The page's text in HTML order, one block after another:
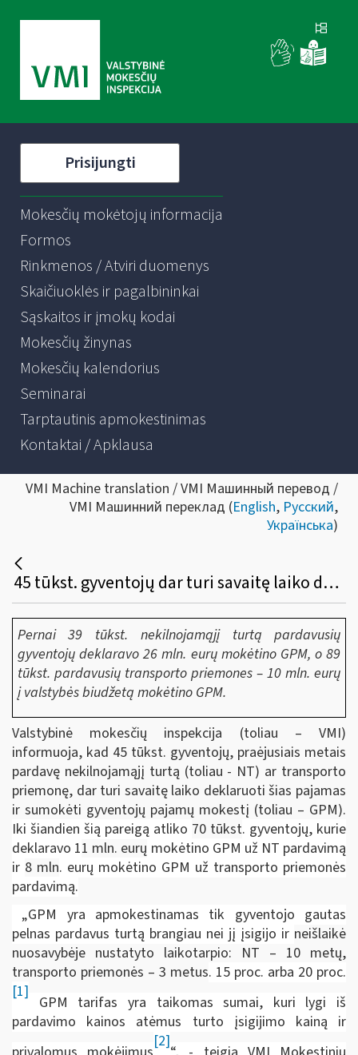
Prisijungti
Mokesčių mokėtojų informacija
Formos
Rinkmenos / Atviri duomenys
Skaičiuoklės ir pagalbininkai
Sąskaitos ir įmokų kodai
Mokesčių žinynas
Mokesčių kalendorius
Seminarai
Tarptautinis apmokestinimas
Kontaktai / Apklausa
VMI Machine translation / VMI Машинный перевод /
VMI Машинний переклад (English, Русский,
Українська)
45 tūkst. gyventojų dar turi savaitę laiko deklaruoti pajamas už parduotą turtą
Pernai 39 tūkst. nekilnojamąjį turtą pardavusių
gyventojų deklaravo 26 mln. eurų mokėtino GPM, o 89
tūkst. pardavusių transporto priemones – 10 mln. eurų
į valstybės biudžetą mokėtino GPM.
Valstybinė mokesčių inspekcija (toliau – VMI)
informuoja, kad 45 tūkst. gyventojų, praėjusiais metais
pardavę nekilnojamąjį turtą (toliau - NT) ar transporto
priemonę, dar turi savaitę laiko deklaruoti šias pajamas
ir sumokėti gyventojų pajamų mokestį (toliau – GPM).
Iki šiandien šią pareigą atliko 70 tūkst. gyventojų, kurie
deklaravo 11 mln. eurų mokėtino GPM už NT pardavimą
ir 8 mln. eurų mokėtino GPM už transporto priemonės
pardavimą.
„GPM yra apmokestinamas tik gyventojo gautas
pelnas pardavus turtą brangiau nei jį įsigijo ir neišlaikė
nuosavybėje nustatyto laikotarpio: NT – 10 metų,
transporto priemonės – 3 metus. 15 proc. arba 20 proc.
[1]
GPM tarifas yra taikomas sumai, kuri lygi iš
pardavimo kainos atėmus turto įsigijimo kainą ir
[2]